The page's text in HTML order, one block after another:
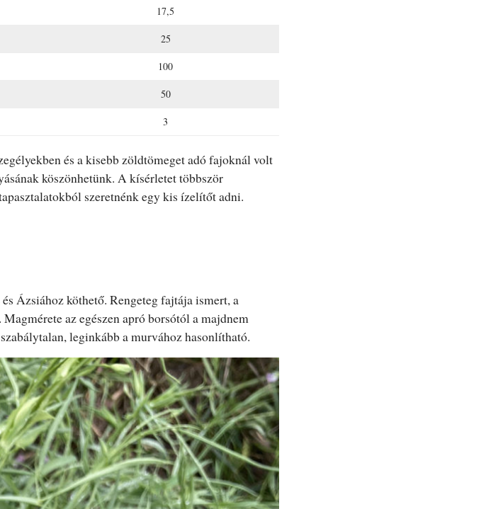
17,5
25
100
50
3
és a kisebb zöldtömeget adó fajoknál volt
köszönhetünk. A kísérletet többször
szeretnénk egy kis ízelítőt adni.
Ázsiához köthető. Rengeteg fajtája ismert, a
az egészen apró borsótól a majdnem
leginkább a murvához hasonlítható.